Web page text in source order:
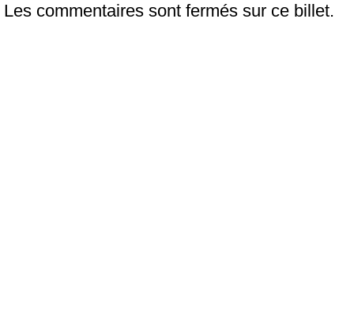
Les commentaires sont fermés sur ce billet.